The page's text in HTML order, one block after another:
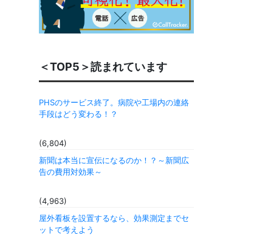
＜TOP5＞読まれています
PHSのサービス終了。病院や工場内の連絡
手段はどう変わる！？
(6,804)
新聞は本当に宣伝になるのか！？～新聞広
告の費用対効果～
(4,963)
屋外看板を設置するなら、効果測定までセ
ットで考えよう